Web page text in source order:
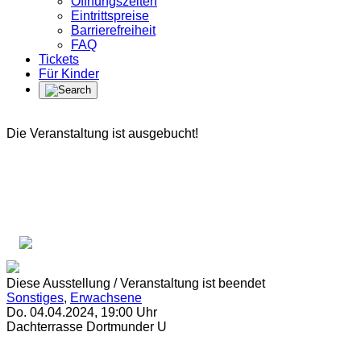
Eintrittspreise
Barrierefreiheit
FAQ
Tickets
Für Kinder
Die Veranstaltung ist ausgebucht!
Diese Ausstellung / Veranstaltung ist beendet
Sonstiges, Erwachsene
Do. 04.04.2024, 19:00 Uhr
Dachterrasse Dortmunder U